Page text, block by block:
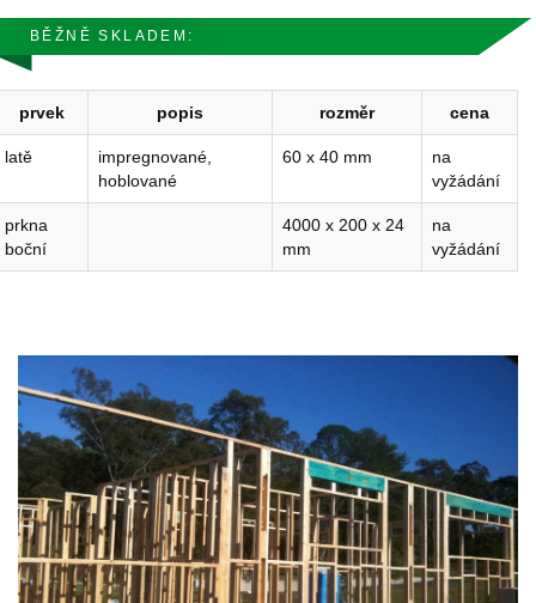
BĚŽNĚ SKLADEM:
prvek popis rozměr cena
latě
impregnované,
hoblované
60 x 40 mm
na
vyžádání
prkna
boční
4000 x 200 x 24
mm
na
vyžádání